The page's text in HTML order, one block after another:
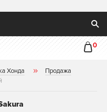
0
Хонда
Продажа